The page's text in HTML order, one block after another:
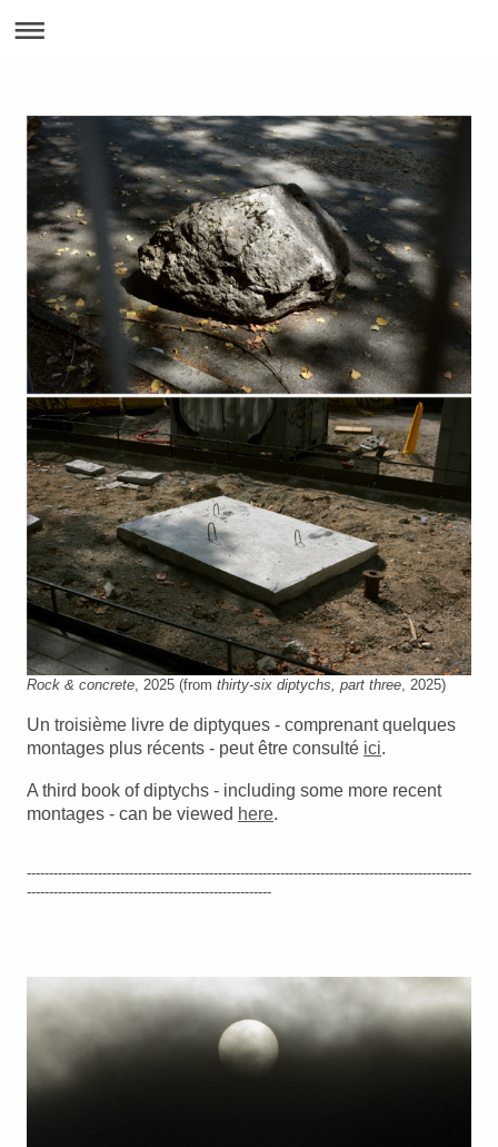
Rock & concrete , 2025 (from thirty-six diptychs, part three , 2025)
Un troisième livre de diptyques - comprenant quelques
montages plus récents - peut être consulté ici.
A third book of diptychs - including some more recent
montages - can be viewed here.
----------------------------------------------------------------------------------------------------
-------------------------------------------------------